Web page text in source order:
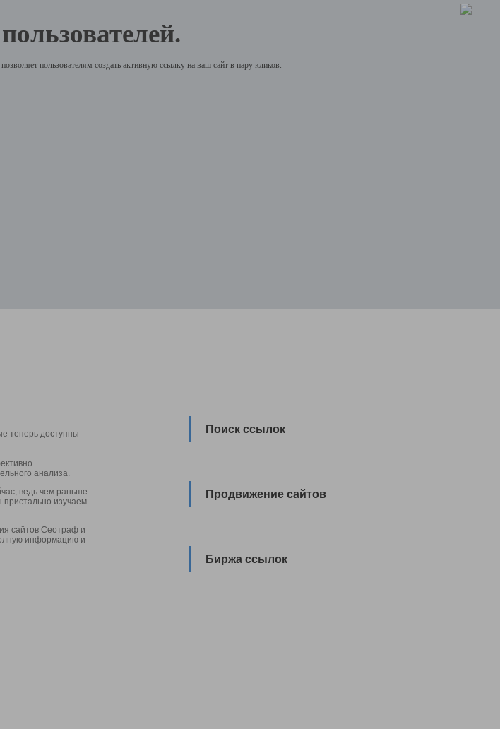
пользователям создать активную ссылку на ваш сайт в пару кликов.
теперь доступны
анализа.
ведь чем раньше
пристально изучаем
сайтов Сеотраф и
информацию и
Поиск ссылок
Продвижение сайтов
Биржа ссылок